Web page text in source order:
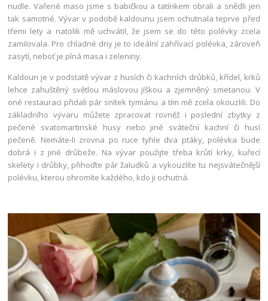
nudle. Vařené maso jsme s babičkou a tatínkem obrali a snědli jen
tak samotné. Vývar v podobě kaldounu jsem ochutnala teprve před
třemi lety a natolik mě uchvátil, že jsem se do této polévky zcela
zamilovala. Pro chladné dny je to ideální zahřívací polévka, zároveň
zasytí, neboť je plná masa i zeleniny.
Kaldoun je v podstatě vývar z husích či kachních drůbků, křídel, krků
lehce zahuštěný světlou máslovou jíškou a zjemněný smetanou. V
oné restauraci přidali pár snítek tymiánu a tím mě zcela okouzlili. Do
základního vývaru můžete zpracovat rovněž i poslední zbytky z
pečené svatomartinské husy nebo jiné sváteční kachní či husí
pečeně. Nemáte-li zrovna po ruce tyhle dva ptáky, polévka bude
dobrá i z jiné drůbeže. Na vývar použijte třeba krůtí krky, kuřecí
skelety i drůbky, přihoďte pár žaludků a vykouzlíte tu nejsvátečnější
polévku, kterou ohromíte každého, kdo ji ochutná.